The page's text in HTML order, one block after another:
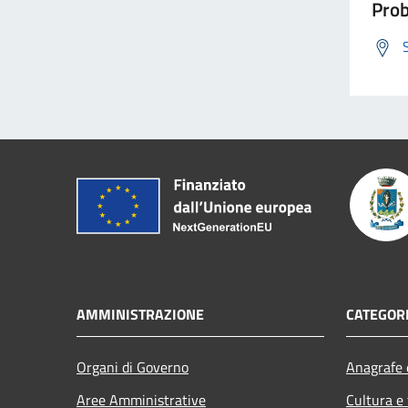
AMMINISTRAZIONE
Organi di Governo
Aree Amministrative
Cultura